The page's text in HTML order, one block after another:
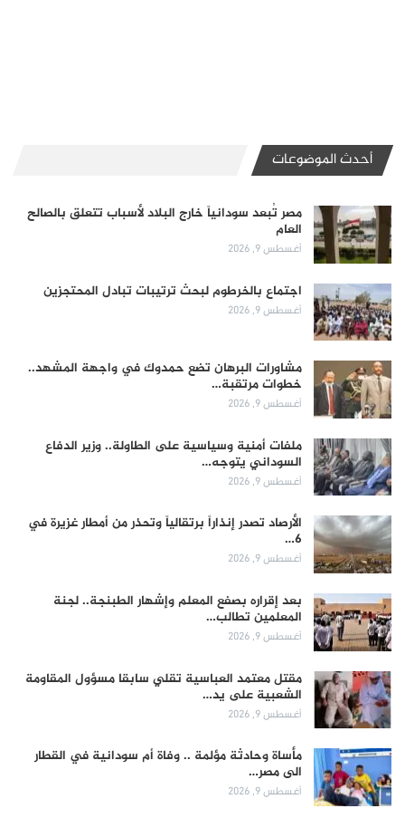
أحدث الموضوعات
مصر تُبعد سودانياً خارج البلاد لأسباب تتعلق بالصالح
العام
أغسطس 9, 2026
اجتماع بالخرطوم لبحث ترتيبات تبادل المحتجزين
أغسطس 9, 2026
مشاورات البرهان تضع حمدوك في واجهة المشهد..
خطوات مرتقبة…
أغسطس 9, 2026
ملفات أمنية وسياسية على الطاولة.. وزير الدفاع
السوداني يتوجه…
أغسطس 9, 2026
الأرصاد تصدر إنذاراً برتقالياً وتحذر من أمطار غزيرة في
6…
أغسطس 9, 2026
بعد إقراره بصفع المعلم وإشهار الطبنجة.. لجنة
المعلمين تطالب…
أغسطس 9, 2026
مقتل معتمد العباسية تقلي سابقا مسؤول المقاومة
الشعبية على يد…
أغسطس 9, 2026
مأساة وحادثة مؤلمة .. وفاة أم سودانية في القطار
الى مصر…
أغسطس 9, 2026